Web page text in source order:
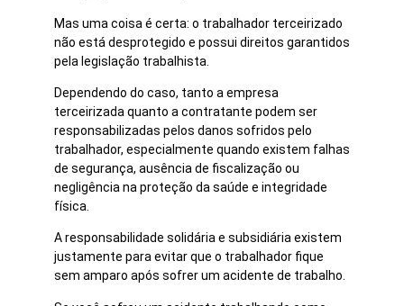
Mas uma coisa é certa: o trabalhador terceirizado
não está desprotegido e possui direitos garantidos
pela legislação trabalhista.
Dependendo do caso, tanto a empresa
terceirizada quanto a contratante podem ser
responsabilizadas pelos danos sofridos pelo
trabalhador, especialmente quando existem falhas
de segurança, ausência de fiscalização ou
negligência na proteção da saúde e integridade
física.
A responsabilidade solidária e subsidiária existem
justamente para evitar que o trabalhador fique
sem amparo após sofrer um acidente de trabalho.